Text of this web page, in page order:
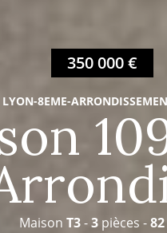
350 000 €
LYON-8EME-
Maison T3-3 pièces -82